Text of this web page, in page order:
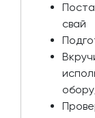
свай